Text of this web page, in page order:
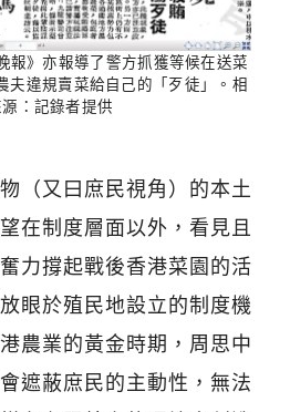
報》亦報導了警方抓獲等候在送菜
夫違規賣菜給自己的「歹徒」。相
源：記錄者提供
（又曰庶民視角）的本土
在制度層面以外，看見且
力撐起戰後香港菜園的活
眼於殖民地設立的制度機
農業的黃金時期，周思中
遮蔽庶民的主動性，無法